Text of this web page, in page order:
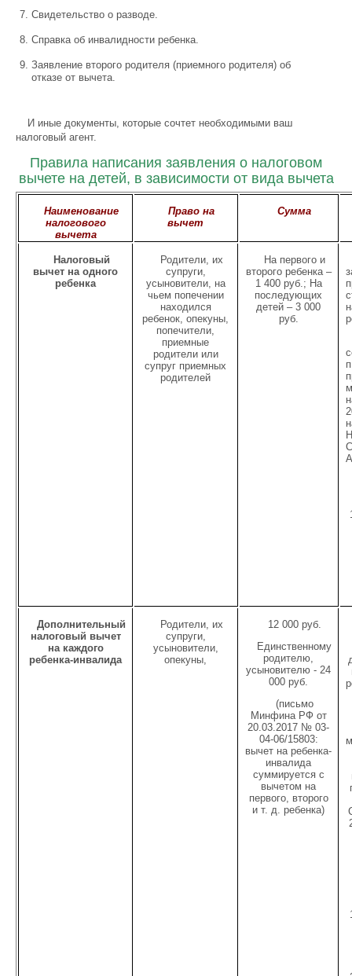
Свидетельство о разводе.
Справка об инвалидности ребенка.
Заявление второго родителя (приемного родителя) об
отказе от вычета.
И иные документы, которые сочтет необходимыми ваш
налоговый агент.
Правила написания заявления о налоговом
вычете на детей, в зависимости от вида вычета
Наименование
налогового
вычета
Право на
вычет
Сумма
Налоговый
вычет на одного
ребенка
Родители, их
супруги,
усыновители, на
чьем попечении
находился
ребенок, опекуны,
попечители,
приемные
родители или
супруг приемных
родителей
На первого и
второго ребенка –
1 400 руб.; На
последующих
детей – 3 000
руб.
Дополнительный
налоговый вычет
на каждого
ребенка-инвалида
Родители, их
супруги,
усыновители,
опекуны,
12 000 руб.
Единственному
родителю,
усыновителю - 24
000 руб.
(письмо
Минфина РФ от
20.03.2017 № 03-
04-06/15803:
вычет на ребенка-
инвалида
суммируется с
вычетом на
первого, второго
и т. д. ребенка)